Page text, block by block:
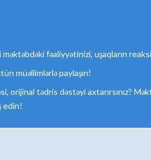
fəaliyyətinizi, uşaqların
müəllimlərlə paylaşın!
tədris dəstəyi axtarırsınız?
edin!